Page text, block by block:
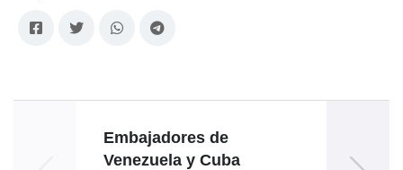
Embajadores de
Venezuela y Cuba